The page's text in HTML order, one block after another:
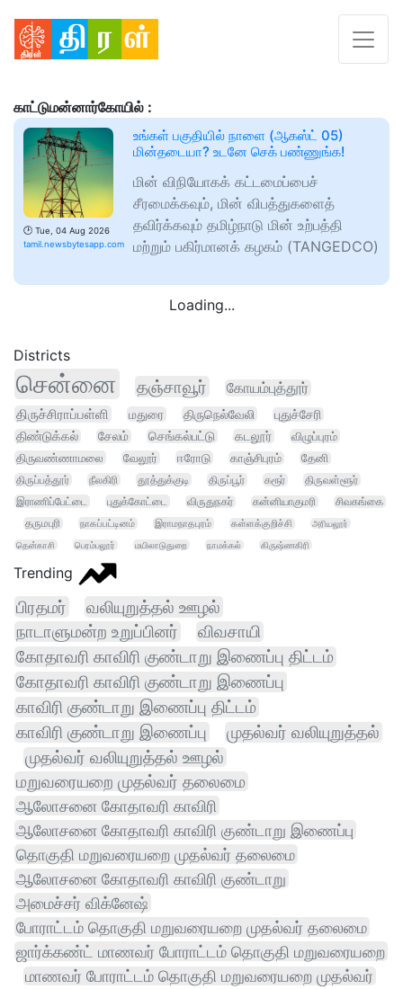
காட்டுமன்னார்கோயில் :
🕑 Tue, 04 Aug 2026
tamil.newsbytesapp.com
உங்கள் பகுதியில் நாளை (ஆகஸ்ட் 05)
மின்தடையா? உடனே செக் பண்ணுங்க!
மின் விநியோகக் கட்டமைப்பைச்
சீரமைக்கவும், மின் விபத்துகளைத்
தவிர்க்கவும் தமிழ்நாடு மின் உற்பத்தி
மற்றும் பகிர்மானக் கழகம் (TANGEDCO)
Loading...
Districts
சென்னை தஞ்சாவூர்
கோயம்புத்தூர்
திருச்சிராப்பள்ளி
மதுரை திருநெல்வேலி
புதுச்சேரி
திண்டுக்கல்
சேலம் செங்கல்பட்டு கடலூர்
விழுப்புரம்
திருவண்ணாமலை
வேலூர் ஈரோடு காஞ்சிபுரம்
தேனி
திருப்பத்தூர்
நீலகிரி தூத்துக்குடி திருப்பூர் கரூர்
திருவள்ளூர்
இராணிப்பேட்டை
புதுக்கோட்டை விருதுநகர் கன்னியாகுமரி
சிவகங்கை
தருமபுரி
நாகப்பட்டினம் இராமநாதபுரம் கள்ளக்குறிச்சி
அரியலூர்
தென்காசி
பெரம்பலூர் மயிலாடுதுறை நாமக்கல் கிருஷ்ணகிரி
Trending
பிரதமர் வலியுறுத்தல் ஊழல்
நாடாளுமன்ற உறுப்பினர்
விவசாயி
கோதாவரி காவிரி குண்டாறு இணைப்பு திட்டம்
கோதாவரி காவிரி குண்டாறு இணைப்பு
காவிரி குண்டாறு இணைப்பு திட்டம்
காவிரி குண்டாறு இணைப்பு
முதல்வர் வலியுறுத்தல்
முதல்வர் வலியுறுத்தல் ஊழல்
மறுவரையறை முதல்வர் தலைமை
ஆலோசனை கோதாவரி காவிரி
ஆலோசனை கோதாவரி காவிரி குண்டாறு இணைப்பு
தொகுதி மறுவரையறை முதல்வர் தலைமை
ஆலோசனை கோதாவரி காவிரி குண்டாறு
அமைச்சர் விக்னேஷ்
போராட்டம் தொகுதி மறுவரையறை முதல்வர் தலைமை
ஜார்க்கண்ட் மாணவர் போராட்டம் தொகுதி மறுவரையறை
மாணவர் போராட்டம் தொகுதி மறுவரையறை முதல்வர்